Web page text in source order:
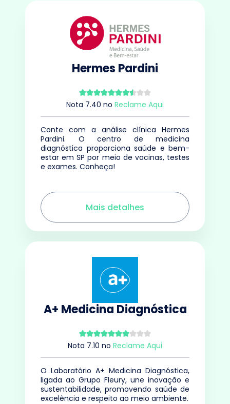
Hermes Pardini
Nota 7.40 no Reclame Aqui
Conte com a análise clínica Hermes
Pardini. O centro de medicina
diagnóstica proporciona saúde e bem-
estar em SP por meio de vacinas, testes
e exames. Conheça!
Mais detalhes
A+ Medicina Diagnóstica
Nota 7.10 no Reclame Aqui
O Laboratório A+ Medicina Diagnóstica,
ligada ao Grupo Fleury, une inovação e
sustentabilidade, promovendo saúde de
excelência e respeito ao meio ambiente.